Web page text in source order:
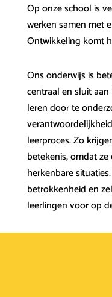
Op onze school is
werken samen met
Ontwikkeling komt
Ons onderwijs is
centraal en sluit
leren door te
leerproces. Zo
betekenis, omdat
herkenbare
betrokkenheid en
leerlingen voor op